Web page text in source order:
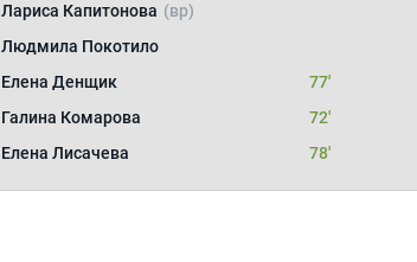
Лариса Капитонова (вр)
Людмила Покотило
Елена Денщик
77'
Галина Комарова
72'
Елена Лисачева 78'